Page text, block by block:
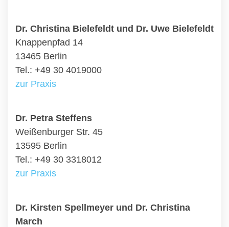
Dr. Christina Bielefeldt und Dr. Uwe Bielefeldt
Knappenpfad 14
13465 Berlin
Tel.: +49 30 4019000
zur Praxis
Dr. Petra Steffens
Weißenburger Str. 45
13595 Berlin
Tel.: +49 30 3318012
zur Praxis
Dr. Kirsten Spellmeyer und Dr. Christina
March